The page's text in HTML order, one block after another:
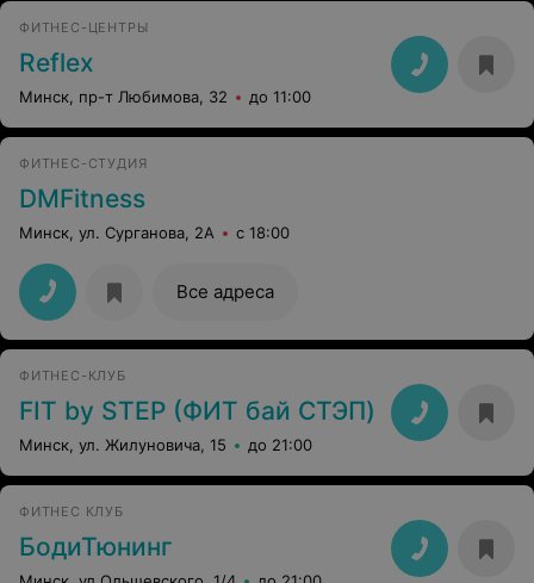
ФИТНЕС-ЦЕНТРЫ
Reflex
Минск, пр-т Любимова, 32 до 11:00
ФИТНЕС-СТУДИЯ
DMFitness
Минск, ул. Сурганова, 2А с 18:00
Все адреса
ФИТНЕС-КЛУБ
FIT by STEP (ФИТ бай СТЭП)
Минск, ул. Жилуновича, 15 до 21:00
ФИТНЕС КЛУБ
БодиТюнинг